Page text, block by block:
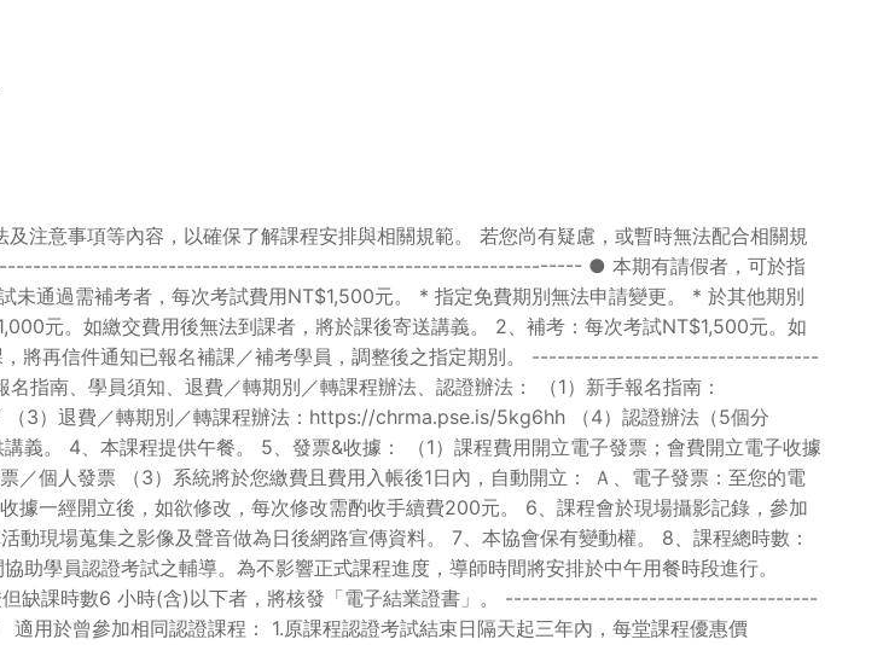
意事項等內容，以確保了解課程安排與相關規範。 若您尚有疑慮，或暫時無法配合相關規
● 本期有請假者，可於指
通過需補考者，每次考試費用NT$1,500元。 * 指定免費期別無法申請變更。 * 於其他期別
元。如繳交費用後無法到課者，將於課後寄送講義。 2、補考：每次考試NT$1,500元。如
，將再信件通知已報名補課／補考學員，調整後之指定期別。 ----------------------------------
學員須知、退費／轉期別／轉課程辦法、認證辦法： （1）新手報名指南：
）退費／轉期別／轉課程辦法：https://chrma.pse.is/5kg6hh （4）認證辦法（5個分
。 4、本課程提供午餐。 5、發票&收據： （1）課程費用開立電子發票；會費開立電子收據
個人發票 （3）系統將於您繳費且費用入帳後1日內，自動開立： Ａ、電子發票：至您的電
一經開立後，如欲修改，每次修改需酌收手續費200元。 6、課程會於現場攝影記錄，參加
現場蒐集之影像及聲音做為日後網路宣傳資料。 7、本協會保有變動權。 8、課程總時數：
學員認證考試之輔導。為不影響正式課程進度，導師時間將安排於中午用餐時段進行。
但缺課時數6 小時(含)以下者，將核發「電子結業證書」。 -------------------------------------
參加相同認證課程： 1.原課程認證考試結束日隔天起三年內，每堂課程優惠價